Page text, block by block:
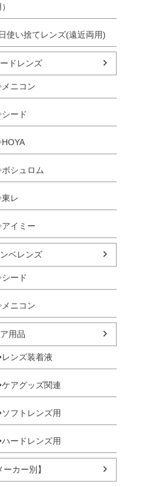
使い捨てレンズ(遠近両用)
ドレンズ
ニコン
ード
シュロム
レ
イミー
ベレンズ
ード
ニコン
用品
ンズ装着液
アグッズ関連
フトレンズ用
ードレンズ用
ーカー別】